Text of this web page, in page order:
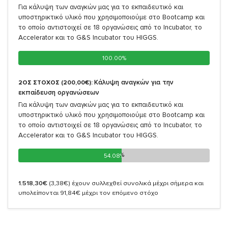
Για κάλυψη των αναγκών μας για το εκπαιδευτικό και
υποστηρικτικό υλικό που χρησιμοποιούμε στο Bootcamp και
το οποίο αντιστοιχεί σε 18 οργανώσεις από το Incubator, το
Accelerator και το G&S Incubator του HIGGS.
100.00%
100.00%
2ΟΣ ΣΤΟΧΟΣ (200,00€): Κάλυψη αναγκών για την
εκπαίδευση οργανώσεων
Για κάλυψη των αναγκών μας για το εκπαιδευτικό και
υποστηρικτικό υλικό που χρησιμοποιούμε στο Bootcamp και
το οποίο αντιστοιχεί σε 18 οργανώσεις από το Incubator, το
Accelerator και το G&S Incubator του HIGGS.
54.08%
54.08%
1.518,30€ (3,38€) έχουν συλλεχθεί συνολικά μέχρι σήμερα και
υπολείπονται 91,84€ μέχρι τον επόμενο στόχο